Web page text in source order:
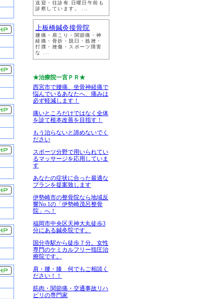
送迎・往診有 日曜日午前も
診察しています。 ...
上板橋鍼灸接骨院
腰痛・肩こり・関節痛・神
経痛・骨折・脱臼・捻挫・
打撲・挫傷・スポーツ障害
な ...
★治療院一言ＰＲ★
西宮市で腰痛、坐骨神経痛で
悩んでいるあなたへ、痛みは
必ず軽減します！
痛いところだけではなく全体
を診て根本改善を目指す！
もう治らないと諦めないでく
ださい
スポーツ分野で用いられてい
るマッサージを応用していま
す
あなたの症状に合った最適な
プランを提案致します
伊勢崎市の整骨院なら地域反
響No.1の「伊勢崎茂呂整骨
院」へ！
福岡市中央区天神大丸徒歩3
分にある鍼灸院です。
国分寺駅から徒歩７分。女性
専門のケミカルフリー指圧治
療院です。
肩・腰・膝 何でもご相談く
ださい！！
筋肉・関節痛・交通事故リハ
ビリの専門家